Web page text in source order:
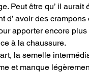
Peut être qu’ il aurait
d’ avoir des crampons
apporter encore plus
à la chaussure.
la semelle
et manque